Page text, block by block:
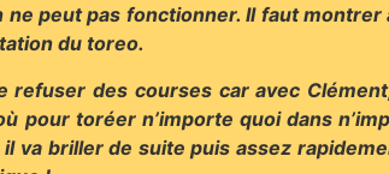
ne peut pas fonctionner. Il faut
du toreo.
refuser des courses car avec
pour toréer n’importe quoi dans
va briller de suite puis assez